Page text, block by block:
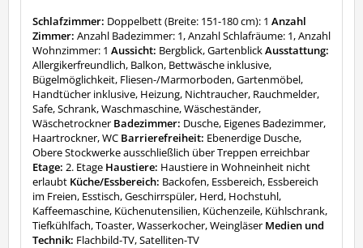
Schlafzimmer: Doppelbett (Breite: 151-180 cm): 1 Anzahl
Zimmer: Anzahl Badezimmer: 1, Anzahl Schlafräume: 1, Anzahl
Wohnzimmer: 1 Aussicht: Bergblick, GartenblickAusstattung:
Allergikerfreundlich, Balkon, Bettwäsche inklusive,
Bügelmöglichkeit, Fliesen-/Marmorboden, Gartenmöbel,
Handtücher inklusive, Heizung, Nichtraucher, Rauchmelder,
Safe, Schrank, Waschmaschine, Wäscheständer,
Wäschetrockner Badezimmer: Dusche, Eigenes Badezimmer,
Haartrockner, WC Barrierefreiheit: Ebenerdige Dusche,
Obere Stockwerke ausschließlich über Treppen erreichbar
Etage: 2. Etage Haustiere: Haustiere in Wohneinheit nicht
erlaubt Küche/Essbereich: Backofen, Essbereich, Essbereich
im Freien, Esstisch, Geschirrspüler, Herd, Hochstuhl,
Kaffeemaschine, Küchenutensilien, Küchenzeile, Kühlschrank,
Tiefkühlfach, Toaster, Wasserkocher, Weingläser Medien und
Technik: Flachbild-TV, Satelliten-TV